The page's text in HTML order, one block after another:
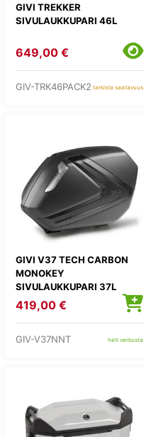
GIVI TREKKER
SIVULAUKKUPARI 46L
649,00 €
GIV-TRK46PACK2 tarkista saatavuus
GIVI V37 TECH CARBON
MONOKEY
SIVULAUKKUPARI 37L
419,00 €
GIV-V37NNT heti verkosta